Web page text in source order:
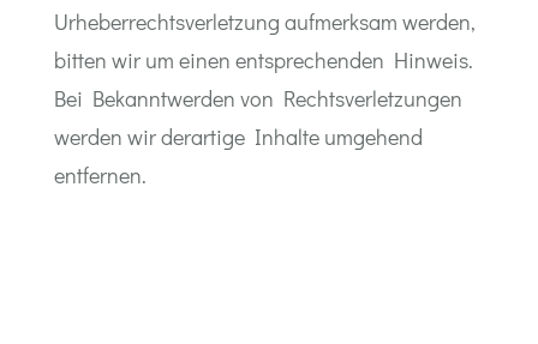
Urheberrechtsverletzung aufmerksam werden,
bitten wir um einen entsprechenden Hinweis.
Bei Bekanntwerden von Rechtsverletzungen
werden wir derartige Inhalte umgehend
entfernen.